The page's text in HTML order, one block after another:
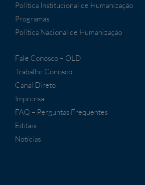
Política Institucional de Humanização
Programas
Política Nacional de Humanização
Fale Conosco – OLD
Trabalhe Conosco
Canal Direto
Imprensa
FAQ – Perguntas Frequentes
Editais
Notícias